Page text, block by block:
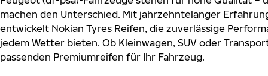
machen den Unterschied. Mit jahrzehntelanger
entwickelt Nokian Tyres Reifen, die zuverlässige
jedem Wetter bieten. Ob Kleinwagen, SUV oder
passenden Premiumreifen für Ihr Fahrzeug.